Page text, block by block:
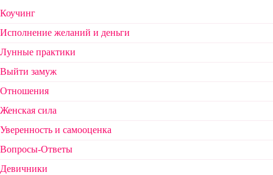
Коучинг
Исполнение желаний и деньги
Лунные практики
Выйти замуж
Отношения
Женская сила
Уверенность и самооценка
Вопросы-Ответы
Девичники